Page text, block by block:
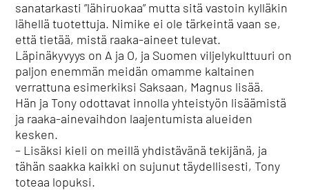
sanatarkasti ”lähiruokaa” mutta sitä vastoin kylläkin
lähellä tuotettuja. Nimike ei ole tärkeintä vaan se,
että tietää, mistä raaka-aineet tulevat.
Läpinäkyvyys on A ja O, ja Suomen viljelykulttuuri on
paljon enemmän meidän omamme kaltainen
verrattuna esimerkiksi Saksaan, Magnus lisää.
Hän ja Tony odottavat innolla yhteistyön lisäämistä
ja raaka-ainevaihdon laajentumista alueiden
kesken.
– Lisäksi kieli on meillä yhdistävänä tekijänä, ja
tähän saakka kaikki on sujunut täydellisesti, Tony
toteaa lopuksi.